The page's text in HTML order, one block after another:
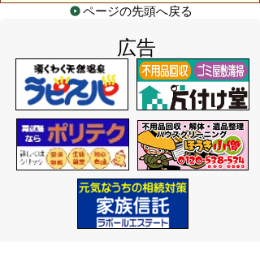
ページの先頭へ戻る
広告